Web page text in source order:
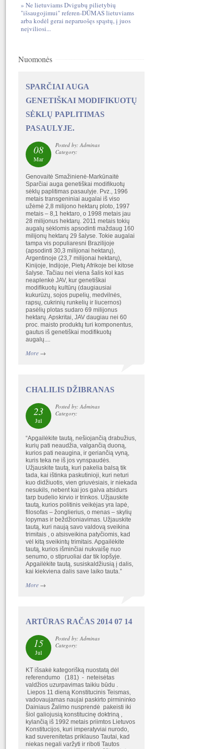
Ne lietuviams Dvigubų pilietybių
"išsaugojimui" referen-DŪMAS lietuviams
arba kodėl gerai neparuošęs spąstų, į juos
neįviliosi...
Nuomonės
SPARČIAI AUGA
GENETIŠKAI MODIFIKUOTŲ
SĖKLŲ PAPLITIMAS
PASAULYJE.
08
Mar
Posted by: Adminas
Category:
Genovaitė Smažinienė-Markūnaitė
Sparčiai auga genetiškai modifikuotų
sėklų paplitimas pasaulyje. Pvz., 1996
metais transgeniniai augalai iš viso
užėmė 2,8 milijono hektarų ploto, 1997
metais – 8,1 hektaro, o 1998 metais jau
28 milijonus hektarų. 2011 metais tokių
augalų sėklomis apsodinti maždaug 160
milijonų hektarų 29 šalyse. Tokie augalai
tampa vis populiaresni Brazilijoje
(apsodinti 30,3 milijonai hektarų),
Argentinoje (23,7 milijonai hektarų),
Kinijoje, Indijoje, Pietų Afrikoje bei kitose
šalyse. Tačiau nei viena šalis kol kas
neaplenkė JAV, kur genetiškai
modifikuotų kultūrų (daugiausiai
kukurūzų, sojos pupelių, medvilnės,
rapsų, cukrinių runkelių ir liucernos)
pasėlių plotas sudaro 69 milijonus
hektarų. Apskritai, JAV daugiau nei 60
proc. maisto produktų turi komponentus,
gautus iš genetiškai modifikuotų
augalų....
More→
CHALILIS DŽIBRANAS
23
Jul
Posted by: Adminas
Category:
“Apgailėkite tautą, nešiojančią drabužius,
kurių pati neaudžia, valgančią duoną,
kurios pati neaugina, ir geriančią vyną,
kuris teka ne iš jos vynspaudės.
Užjauskite tautą, kuri pakelia balsą tik
tada, kai ištinka paskutinioji, kuri neturi
kuo didžiuotis, vien griuvėsiais, ir niekada
nesukils, nebent kai jos galva atsidurs
tarp budelio kirvio ir trinkos. Užjauskite
tautą, kurios politinis veikėjas yra lapė,
filosofas – žonglierius, o menas – skylių
lopymas ir beždžioniavimas. Užjauskite
tautą, kuri naują savo valdovą sveikina
trimitais , o atsisveikina patyčiomis, kad
vėl kitą sveikintų trimitais. Apgailėkite
tautą, kurios išminčiai nukvaišę nuo
senumo, o stipruoliai dar tik lopšyje.
Apgailėkite tautą, susiskaldžiusią į dalis,
kai kiekviena dalis save laiko tauta.”
More→
ARTŪRAS RAČAS 2014 07 14
15
Jul
Posted by: Adminas
Category:
KT išsakė kategorišką nuostatą dėl
referendumo (181) - neteisėtas
valdžios uzurpavimas taikiu būdu .
Liepos 11 dieną Konstitucinis Teismas,
vadovaujamas naujai paskirto pirmininko
Dainiaus Žalimo nusprendė pakeisti iki
šiol galiojusią konstitucinę doktriną ,
kylančią iš 1992 metais priimtos Lietuvos
Konstitucijos, kuri imperatyviai nurodo,
kad suverenitetas priklauso Tautai, kad
niekas negali varžyti ir riboti Tautos